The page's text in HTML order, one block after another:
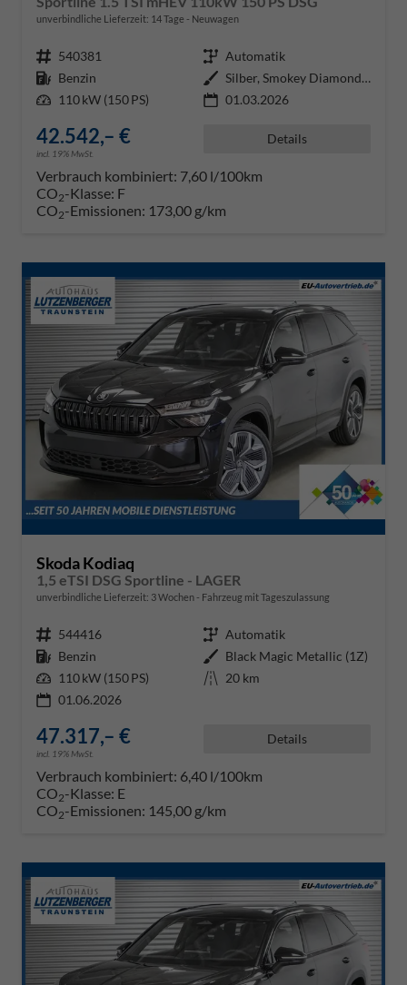
unverbindliche Lieferzeit: 14 Tage Neuwagen
Fahrzeugnr. 540381 Getriebe Automatik
Kraftstoff Benzin Außenfarbe
Silber, Smokey Diamond-Silber Me
Leistung 110 kW (150 PS) 01.03.2026
42.542,– €
incl. 19% MwSt.
Details
Verbrauch kombiniert: 7,60 l/100km
CO2-Klasse: F
CO2-Emissionen: 173,00 g/km
Skoda Kodiaq
1,5 eTSI DSG Sportline - LAGER
unverbindliche Lieferzeit: 3 Wochen Fahrzeug mit Tageszulassung
Fahrzeugnr. 544416 Getriebe Automatik
Kraftstoff Benzin Außenfarbe Black Magic Metallic (1Z)
Leistung 110 kW (150 PS) Kilometerstand 20 km
01.06.2026
47.317,– €
incl. 19% MwSt.
Details
Verbrauch kombiniert: 6,40 l/100km
CO2-Klasse: E
CO2-Emissionen: 145,00 g/km